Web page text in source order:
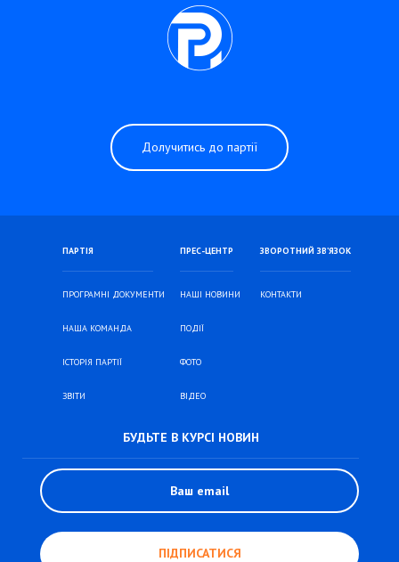
Долучитись до партії
ПАРТІЯ
ПРОГРАМНІ ДОКУМЕНТИ
НАША КОМАНДА
ІСТОРІЯ ПАРТІЇ
ЗВІТИ
ПРЕС-ЦЕНТР
НАШІ НОВИНИ
ПОДІЇ
ФОТО
ВІДЕО
ЗВОРОТНИЙ ЗВ’ЯЗОК
КОНТАКТИ
БУДЬТЕ В КУРСІ НОВИН